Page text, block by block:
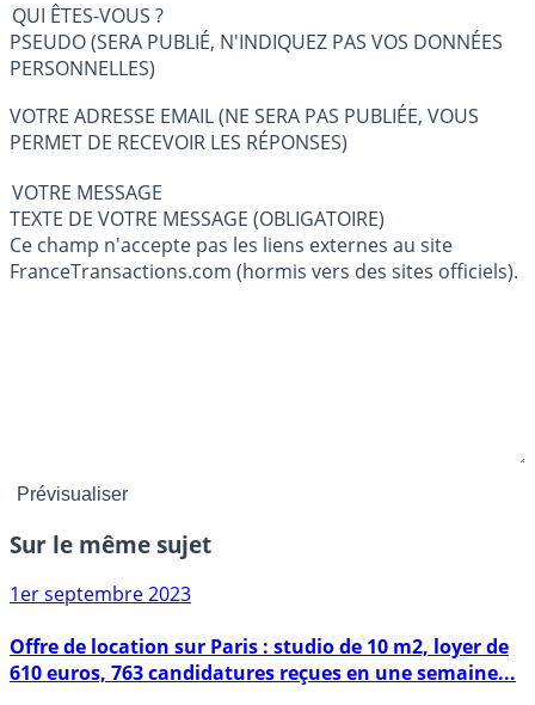
QUI ÊTES-VOUS ?
PSEUDO (SERA PUBLIÉ, N'INDIQUEZ PAS VOS DONNÉES
PERSONNELLES)
VOTRE ADRESSE EMAIL (NE SERA PAS PUBLIÉE, VOUS
PERMET DE RECEVOIR LES RÉPONSES)
VOTRE MESSAGE
TEXTE DE VOTRE MESSAGE (OBLIGATOIRE)
Ce champ n'accepte pas les liens externes au site
FranceTransactions.com (hormis vers des sites officiels).
Sur le même sujet
1er septembre 2023
Offre de location sur Paris : studio de 10 m2, loyer de